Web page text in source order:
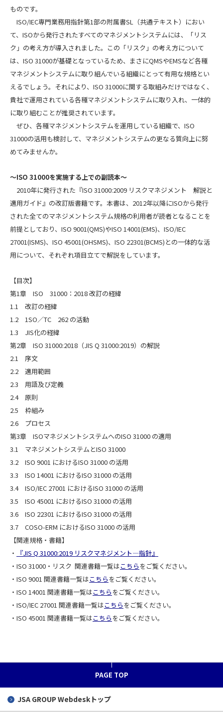
ものです。
ISO/IEC専門業務用指針第1部の附属書SL（共通テキスト）におい
て、ISOから発行されたすべてのマネジメントシステムには、「リス
ク」の考え方が導入されました。この「リスク」の考え方について
は、ISO 31000が基礎となっているため、まさにQMSやEMSなど各種
マネジメントシステムに取り組んでいる組織にとって有用な規格とい
えるでしょう。それにより、ISO 31000に関する取組みだけではなく、
貴社で運用されている各種マネジメントシステムに取り入れ、一体的
に取り組むことが推奨されています。
ぜひ、各種マネジメントシステムを運用している組織で、ISO
31000の活用も検討して、マネジメントシステムの更なる質向上に努
めてみませんか。
～ISO 31000を実施する上での副読本～
2010年に発行された『ISO 31000:2009 リスクマネジメント 解説と
適用ガイド』の改訂版書籍です。本書は、2012年以降にISOから発行
された全てのマネジメントシステム規格の利用者が読者となることを
前提としており、ISO 9001(QMS)やISO 14001(EMS)、ISO/IEC
27001(ISMS)、ISO 45001(OHSMS)、ISO 22301(BCMS)との一体的な活
用について、それぞれ項目立てで解説をしています。
【目次】
第1章 ISO 31000：2018 改訂の経緯
1.1 改訂の経緯
1.2 1SO／TC 262 の活動
1.3 JIS化の経緯
第2章 ISO 31000:2018（JIS Q 31000:2019）の解説
2.1 序文
2.2 適用範囲
2.3 用語及び定義
2.4 原則
2.5 枠組み
2.6 プロセス
第3章 ISOマネジメントシステムへのISO 31000 の適用
3.1 マネジメントシステムとISO 31000
3.2 ISO 9001 におけるISO 31000 の活用
3.3 ISO 14001 におけるISO 31000 の活用
3.4 ISO/IEC 27001 におけるISO 31000 の活用
3.5 ISO 45001 におけるISO 31000 の活用
3.6 ISO 22301 におけるISO 31000 の活用
3.7 COSO-ERM におけるISO 31000 の活用
【関連規格・書籍】
・
『JIS Q 31000:2019 リスクマネジメント―指針』
・ISO 31000・リスク 関連書籍一覧はこちら をご覧ください。
・ISO 9001 関連書籍一覧はこちら をご覧ください。
・ISO 14001 関連書籍一覧はこちら をご覧ください。
・ISO/IEC 27001 関連書籍一覧はこちら をご覧ください。
・ISO 45001 関連書籍一覧はこちら をご覧ください。
PAGE TOP
JSA GROUP Webdeskトップ